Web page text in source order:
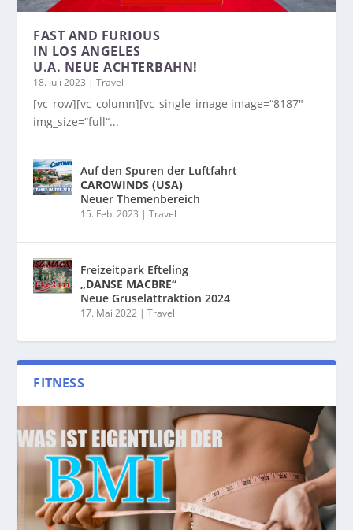
FAST AND FURIOUS
IN LOS ANGELES
U.A. NEUE ACHTERBAHN!
18. Juli 2023 |Travel
[vc_row][vc_column][vc_single_image image=“8187″
img_size=“full“...
Auf den Spuren der Luftfahrt
CAROWINDS (USA)
Neuer Themenbereich
15. Feb. 2023 |Travel
Freizeitpark Efteling
„DANSE MACBRE“
Neue Gruselattraktion 2024
17. Mai 2022 |Travel
FITNESS